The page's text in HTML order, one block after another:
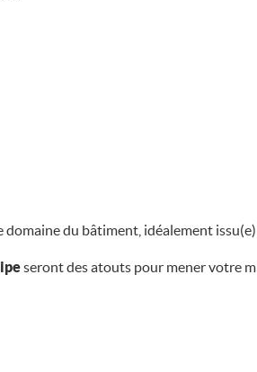
domaine du bâtiment, idéalement
seront des atouts pour mener votre